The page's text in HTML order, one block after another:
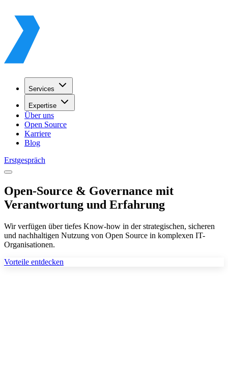
Services
Expertise
Über uns
Open Source
Karriere
Blog
Erstgespräch
Open-Source & Governance mit
Verantwortung und Erfahrung
Wir verfügen über tiefes Know-how in der strategischen, sicheren
und nachhaltigen Nutzung von Open Source in komplexen IT-
Organisationen.
Vorteile entdecken